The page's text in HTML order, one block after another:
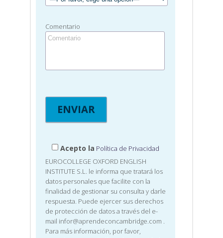
Comentario
Acepto la Política de Privacidad
EUROCOLLEGE OXFORD ENGLISH
INSTITUTE S.L. le informa que tratará los
datos personales que facilite con la
finalidad de gestionar su consulta y darle
respuesta. Puede ejercer sus derechos
de protección de datos a través del e-
mail infor@aprendeconcambridge.com .
Para más información, por favor,